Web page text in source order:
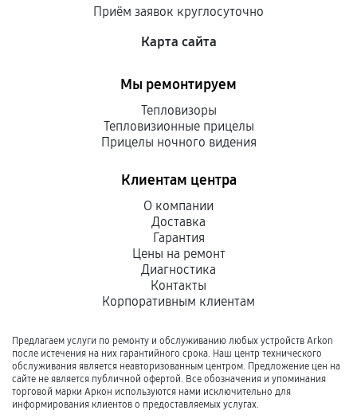
Приём заявок круглосуточно
Карта сайта
Мы ремонтируем
Тепловизоры
Тепловизионные прицелы
Прицелы ночного видения
Клиентам центра
О компании
Доставка
Гарантия
Цены на ремонт
Диагностика
Контакты
Корпоративным клиентам
Предлагаем услуги по ремонту и обслуживанию любых устройств Arkon
после истечения на них гарантийного срока. Наш центр технического
обслуживания является неавторизованным центром. Предложение цен на
сайте не является публичной офертой. Все обозначения и упоминания
торговой марки Аркон используются нами исключительно для
информирования клиентов о предоставляемых услугах.